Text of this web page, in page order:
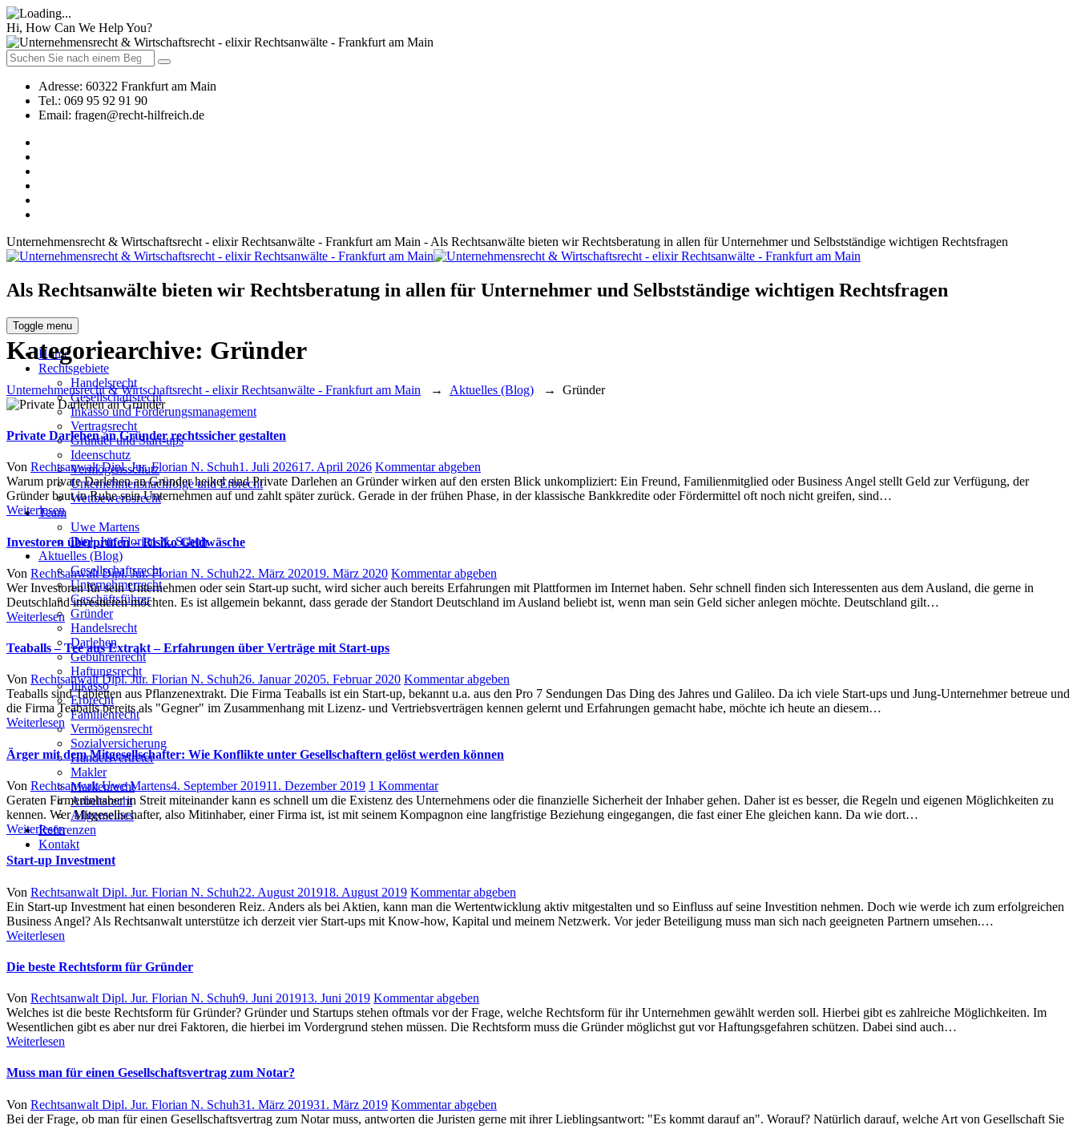
Hi, How Can We Help You?
Adresse: 60322 Frankfurt am Main
Tel.: 069 95 92 91 90
Email: fragen@recht-hilfreich.de
Unternehmensrecht & Wirtschaftsrecht - elixir Rechtsanwälte - Frankfurt am Main - Als Rechtsanwälte bieten wir Rechtsberatung in allen für Unternehmer und Selbstständige wichtigen Rechtsfragen
Als Rechtsanwälte bieten wir Rechtsberatung in allen für Unternehmer und Selbstständige wichtigen Rechtsfragen
Toggle menu
Home
Rechtsgebiete
Handelsrecht
Gesellschaftsrecht
Inkasso und Forderungsmanagement
Vertragsrecht
Gründer und Start-ups
Ideenschutz
Vermögensschutz
Unternehmensnachfolge und Erbrecht
Wettbewerbsrecht
Team
Uwe Martens
Dipl. Jur. Florian N. Schuh
Aktuelles (Blog)
Gesellschaftsrecht
Unternehmerrecht
Geschäftsführer
Gründer
Handelsrecht
Darlehen
Gebührenrecht
Haftungsrecht
Inkasso
Erbrecht
Familienrecht
Vermögensrecht
Sozialversicherung
Handelsvertreter
Makler
Markenrecht
Arbeitsrecht
Allgemeines
Referenzen
Kontakt
Kategoriearchive: Gründer
Unternehmensrecht & Wirtschaftsrecht - elixir Rechtsanwälte - Frankfurt am Main → Aktuelles (Blog) → Gründer
Private Darlehen an Gründer rechtssicher gestalten
Author
Von Rechtsanwalt Dipl. Jur. Florian N. SchuhPosted
on
1. Juli 202617. April 2026 Kommentar abgeben
Warum private Darlehen an Gründer heikel sind Private Darlehen an Gründer wirken auf den ersten Blick unkompliziert: Ein Freund, Familienmitglied oder Business Angel stellt Geld zur Verfügung, der
Gründer baut in Ruhe sein Unternehmen auf und zahlt später zurück. Gerade in der frühen Phase, in der klassische Bankkredite oder Fördermittel oft noch nicht greifen, sind…
Weiterlesen
Investoren überprüfen – Risiko Geldwäsche
Author
Von Rechtsanwalt Dipl. Jur. Florian N. SchuhPosted
on
22. März 202019. März 2020 Kommentar abgeben
Wer Investoren für sein Unternehmen oder sein Start-up sucht, wird sicher auch bereits Erfahrungen mit Plattformen im Internet haben. Sehr schnell finden sich Interessenten aus dem Ausland, die gerne in
Deutschland investieren möchten. Es ist allgemein bekannt, dass gerade der Standort Deutschland im Ausland beliebt ist, wenn man sein Geld sicher anlegen möchte. Deutschland gilt…
Weiterlesen
Teaballs – Tee aus Extrakt – Erfahrungen über Verträge mit Start-ups
Author
Von Rechtsanwalt Dipl. Jur. Florian N. SchuhPosted
on
26. Januar 20205. Februar 2020 Kommentar abgeben
Teaballs sind Tabletten aus Pflanzenextrakt. Die Firma Teaballs ist ein Start-up, bekannt u.a. aus den Pro 7 Sendungen Das Ding des Jahres und Galileo. Da ich viele Start-ups und Jung-Unternehmer betreue und
die Firma Teaballs bereits als "Gegner" im Zusammenhang mit Lizenz- und Vertriebsverträgen kennen gelernt und Erfahrungen gemacht habe, möchte ich heute an diesem…
Weiterlesen
Ärger mit dem Mitgesellschafter: Wie Konflikte unter Gesellschaftern gelöst werden können
Author
Von Rechtsanwalt Uwe MartensPosted
on
4. September 201911. Dezember 2019 1 Kommentarzu
Ärger
mit
unter
Gesellschaftern
gelöst
werden
Geraten Firmeninhaber in Streit miteinander kann es schnell um die Existenz des Unternehmens oder die finanzielle Sicherheit der Inhaber gehen. Daher ist es besser, die Regeln und eigenen Möglichkeiten zu
kennen. Wer Mitgesellschafter, also Mitinhaber, einer Firma ist, ist mit seinem Kompagnon eine langfristige Beziehung eingegangen, die fast einer Ehe gleichen kann. Da wie dort…
Weiterlesen
Start-up Investment
Author
Von Rechtsanwalt Dipl. Jur. Florian N. SchuhPosted
on
22. August 201918. August 2019 Kommentar abgeben
Ein Start-up Investment hat einen besonderen Reiz. Anders als bei Aktien, kann man die Wertentwicklung aktiv mitgestalten und so Einfluss auf seine Investition nehmen. Doch wie werde ich zum erfolgreichen
Business Angel? Als Rechtsanwalt unterstütze ich derzeit vier Start-ups mit Know-how, Kapital und meinem Netzwerk. Vor jeder Beteiligung muss man sich nach geeigneten Partnern umsehen.…
Weiterlesen
Die beste Rechtsform für Gründer
Author
Von Rechtsanwalt Dipl. Jur. Florian N. SchuhPosted
on
9. Juni 201913. Juni 2019 Kommentar abgeben
Welches ist die beste Rechtsform für Gründer? Gründer und Startups stehen oftmals vor der Frage, welche Rechtsform für ihr Unternehmen gewählt werden soll. Hierbei gibt es zahlreiche Möglichkeiten. Im
Wesentlichen gibt es aber nur drei Faktoren, die hierbei im Vordergrund stehen müssen. Die Rechtsform muss die Gründer möglichst gut vor Haftungsgefahren schützen. Dabei sind auch…
Weiterlesen
Muss man für einen Gesellschaftsvertrag zum Notar?
Author
Von Rechtsanwalt Dipl. Jur. Florian N. SchuhPosted
on
31. März 201931. März 2019 Kommentar abgeben
Bei der Frage, ob man für einen Gesellschaftsvertrag zum Notar muss, antworten die Juristen gerne mit ihrer Lieblingsantwort: "Es kommt darauf an". Worauf? Natürlich darauf, welche Art von Gesellschaft Sie